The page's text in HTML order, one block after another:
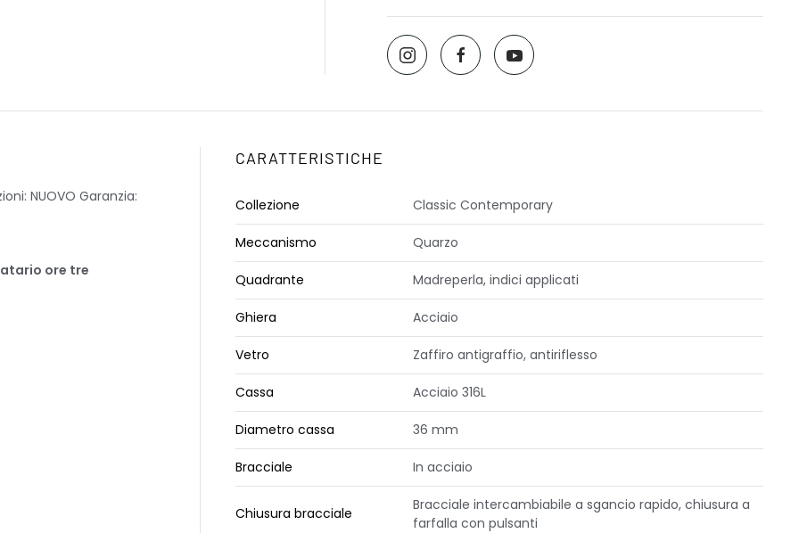
NUOVO Garanzia:
ore tre
CARATTERISTICHE
Collezione Classic Contemporary
Meccanismo Quarzo
Quadrante Madreperla, indici applicati
Ghiera Acciaio
Vetro Zaffiro antigraffio, antiriflesso
Cassa Acciaio 316L
Diametro cassa 36 mm
Bracciale In acciaio
Chiusura bracciale
Bracciale intercambiabile a sgancio rapido, chiusura a
farfalla con pulsanti